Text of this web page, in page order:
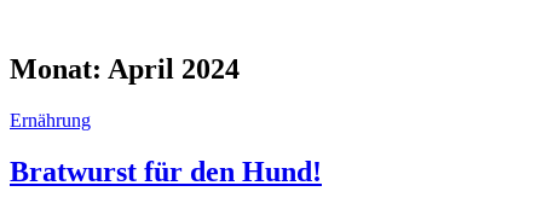
Monat: April 2024
Ernährung
Bratwurst für den Hund!